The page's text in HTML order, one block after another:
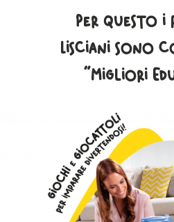
Per questo
Lisciani sono
“Migliori